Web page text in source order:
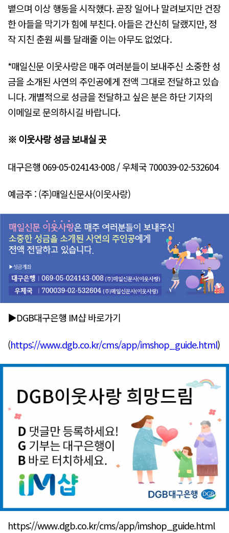
뱉으며 이상 행동을 시작했다. 곧장 일어나 말려보지만 건장
한 아들을 막기가 힘에 부친다. 아들은 간신히 달랬지만, 정
작 지친 춘원 씨를 달래줄 이는 아무도 없었다.
*매일신문 이웃사랑은 매주 여러분들이 보내주신 소중한 성
금을 소개된 사연의 주인공에게 전액 그대로 전달하고 있습
니다. 개별적으로 성금을 전달하고 싶은 분은 하단 기자의
이메일로 문의하시길 바랍니다.
※ 이웃사랑 성금 보내실 곳
대구은행 069-05-024143-008 / 우체국 700039-02-532604
예금주 : (주)매일신문사(이웃사랑)
▶DGB대구은행 IM샵 바로가기
(https://www.dgb.co.kr/cms/app/imshop_guide.html)
https://www.dgb.co.kr/cms/app/imshop_guide.html